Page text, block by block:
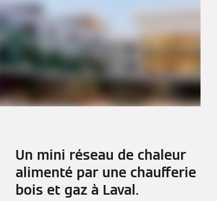
Un mini réseau de chaleur
alimenté par une chaufferie
bois et gaz à Laval.